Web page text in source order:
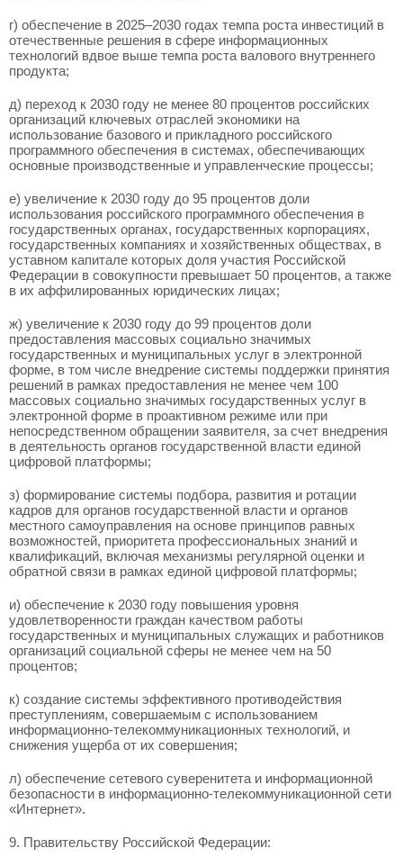
г) обеспечение в 2025–2030 годах темпа роста инвестиций в
отечественные решения в сфере информационных
технологий вдвое выше темпа роста валового внутреннего
продукта;
д) переход к 2030 году не менее 80 процентов российских
организаций ключевых отраслей экономики на
использование базового и прикладного российского
программного обеспечения в системах, обеспечивающих
основные производственные и управленческие процессы;
е) увеличение к 2030 году до 95 процентов доли
использования российского программного обеспечения в
государственных органах, государственных корпорациях,
государственных компаниях и хозяйственных обществах, в
уставном капитале которых доля участия Российской
Федерации в совокупности превышает 50 процентов, а также
в их аффилированных юридических лицах;
ж) увеличение к 2030 году до 99 процентов доли
предоставления массовых социально значимых
государственных и муниципальных услуг в электронной
форме, в том числе внедрение системы поддержки принятия
решений в рамках предоставления не менее чем 100
массовых социально значимых государственных услуг в
электронной форме в проактивном режиме или при
непосредственном обращении заявителя, за счет внедрения
в деятельность органов государственной власти единой
цифровой платформы;
з) формирование системы подбора, развития и ротации
кадров для органов государственной власти и органов
местного самоуправления на основе принципов равных
возможностей, приоритета профессиональных знаний и
квалификаций, включая механизмы регулярной оценки и
обратной связи в рамках единой цифровой платформы;
и) обеспечение к 2030 году повышения уровня
удовлетворенности граждан качеством работы
государственных и муниципальных служащих и работников
организаций социальной сферы не менее чем на 50
процентов;
к) создание системы эффективного противодействия
преступлениям, совершаемым с использованием
информационно-телекоммуникационных технологий, и
снижения ущерба от их совершения;
л) обеспечение сетевого суверенитета и информационной
безопасности в информационно-телекоммуникационной сети
«Интернет».
9. Правительству Российской Федерации: